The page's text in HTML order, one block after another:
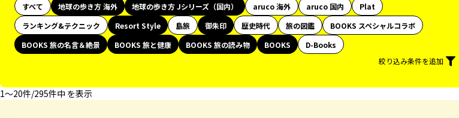
すべて 地球の歩き方 海外 地球の歩き方 Jシリーズ（国内） aruco 海外 aruco 国内
Plat
ランキング&テクニック
Resort Style 島旅 御朱印 歴史時代 旅の図鑑
BOOKS スペシャルコラボ
BOOKS 旅の名言＆絶景
BOOKS 旅と健康 BOOKS 旅の読み物 BOOKS
D-Books
絞り込み条件を追加
1〜20件/295件中 を表示